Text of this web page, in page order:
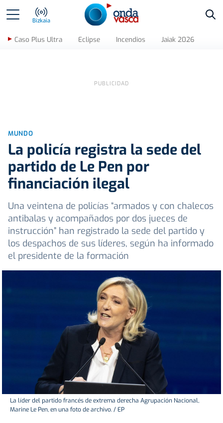
Bizkaia
Caso Plus Ultra Eclipse Incendios Jaiak 2026
MUNDO
La policía registra la sede del
partido de Le Pen por
financiación ilegal
Una veintena de policías “armados y con chalecos
antibalas y acompañados por dos jueces de
instrucción” han registrado la sede del partido y
los despachos de sus líderes, según ha informado
el presidente de la formación
La líder del partido francés de extrema derecha Agrupación Nacional,
Marine Le Pen, en una foto de archivo. / EP